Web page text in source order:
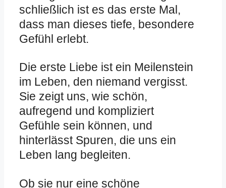
schließlich ist es das erste Mal,
dass man dieses tiefe, besondere
Gefühl erlebt.
Die erste Liebe ist ein Meilenstein
im Leben, den niemand vergisst.
Sie zeigt uns, wie schön,
aufregend und kompliziert
Gefühle sein können, und
hinterlässt Spuren, die uns ein
Leben lang begleiten.
Ob sie nur eine schöne